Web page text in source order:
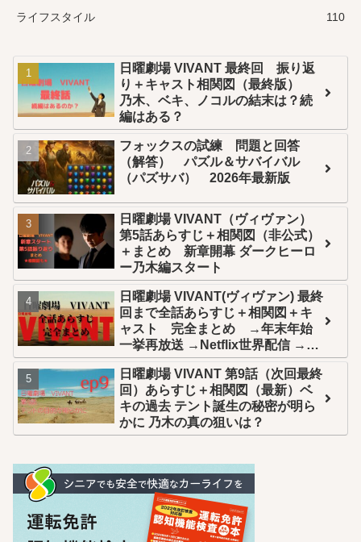
ライフスタイル 110
日曜劇場 VIVANT 最終回 振り返
り＋キャスト相関図（最終版）
乃木、ベキ、ノコルの結末は？続
編はある？
フォックスの試練 問題と回答
（解答） パズル＆サバイバル
（パズサバ） 2026年最新版
日曜劇場 VIVANT（ヴィヴァン）
第5話あらすじ＋相関図（非公式）
＋まとめ 新章開幕 ダークヒーロ
ー乃木編スタート
日曜劇場 VIVANT(ヴィヴァン) 最終
回まで全話あらすじ＋相関図＋キ
ャスト 完全まとめ →年末年始
一挙再放送 →Netflix世界配信 →U-
NEXT全話配信
日曜劇場 VIVANT 第9話（次回最終
回）あらすじ＋相関図（最新）ベ
キの過去 テント誕生の秘密が明ら
かに 乃木の真の狙いは？